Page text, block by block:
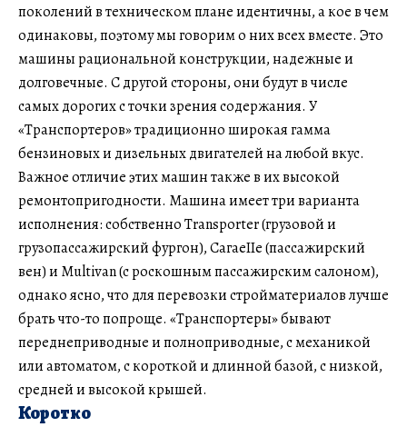
поколений в техническом плане идентичны, а кое в чем
одинаковы, поэтому мы говорим о них всех вместе. Это
машины рациональной конструкции, надежные и
долговечные. С другой стороны, они будут в числе
самых дорогих с точки зрения содержания. У
«Транспортеров» традиционно широкая гамма
бензиновых и дизельных двигателей на любой вкус.
Важное отличие этих машин также в их высокой
ремонтопригодности. Машина имеет три варианта
исполнения: собственно Transporter (грузовой и
грузопассажирский фургон), СагаѵеІІе (пассажирский
вен) и Multivan (с роскошным пассажирским салоном),
однако ясно, что для перевозки стройматериалов лучше
брать что-то попроще. «Транспортеры» бывают
переднеприводные и полноприводные, с механикой
или автоматом, с короткой и длинной базой, с низкой,
средней и высокой крышей.
Коротко